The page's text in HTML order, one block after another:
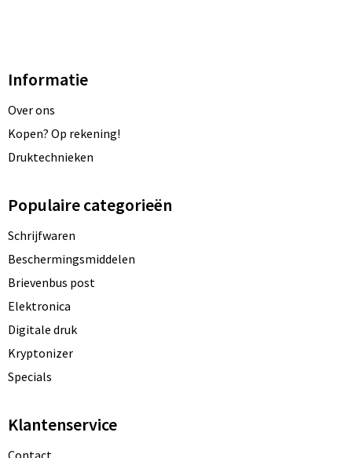
Informatie
Over ons
Kopen? Op rekening!
Druktechnieken
Populaire categorieën
Schrijfwaren
Beschermingsmiddelen
Brievenbus post
Elektronica
Digitale druk
Kryptonizer
Specials
Klantenservice